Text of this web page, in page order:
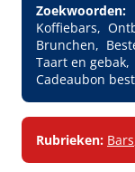
Zoekwoorden:
Koffiebars
Brunchen
Taart en gebak
Cadeaubon
Rubrieken: Bars